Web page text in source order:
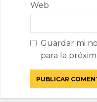
Web
Guardar mi
para la